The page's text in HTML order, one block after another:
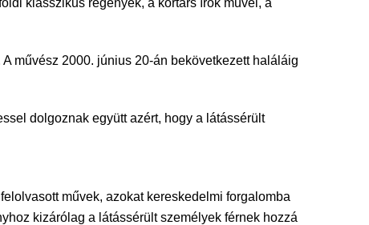
klasszikus regények, a kortárs írók művei, a
művész 2000. június 20-án bekövetkezett haláláig
dolgoznak együtt azért, hogy a látássérült
művek, azokat kereskedelmi forgalomba
kizárólag a látássérült személyek férnek hozzá